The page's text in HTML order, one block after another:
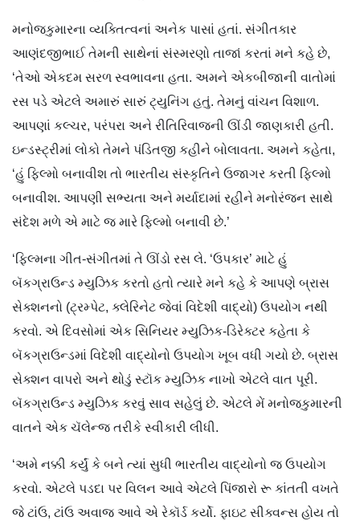
મનોજકુમારના વ્યક્તિત્વનાં અનેક પાસાં હતાં. સંગીતકાર
આણંદજીભાઈ તેમની સાથેનાં સંસ્મરણો તાજાં કરતાં મને કહે છે,
‘તેઓ એકદમ સરળ સ્વભાવના હતા. અમને એકબીજાની વાતોમાં
રસ પડે એટલે અમારું સારું ટ્યુનિંગ હતું. તેમનું વાંચન વિશાળ.
આપણાં કલ્ચર, પરંપરા અને રીતિરિવાજની ઊંડી જાણકારી હતી.
ઇન્ડસ્ટ્રીમાં લોકો તેમને પંડિતજી કહીને બોલાવતા. અમને કહેતા,
‘હું ફિલ્મો બનાવીશ તો ભારતીય સંસ્કૃતિને ઉજાગર કરતી ફિલ્મો
બનાવીશ. આપણી સભ્યતા અને મર્યાદામાં રહીને મનોરંજન સાથે
સંદેશ મળે એ માટે જ મારે ફિલ્મો બનાવી છે.’
‘ફિલ્મના ગીત-સંગીતમાં તે ઊંડો રસ લે. ‘ઉપકાર’ માટે હું
બૅકગ્રાઉન્ડ મ્યુઝિક કરતો હતો ત્યારે મને કહે કે આપણે બ્રાસ
સેક્શનનો (ટ્રમ્પેટ, ક્લેરિનેટ જેવાં વિદેશી વાદ્યો) ઉપયોગ નથી
કરવો. એ દિવસોમાં એક સિનિયર મ્યુઝિક-ડિરેક્ટર કહેતા કે
બૅકગ્રાઉન્ડમાં વિદેશી વાદ્યોનો ઉપયોગ ખૂબ વધી ગયો છે. બ્રાસ
સેક્શન વાપરો અને થોડું સ્ટૉક મ્યુઝિક નાખો એટલે વાત પૂરી.
બૅકગ્રાઉન્ડ મ્યુઝિક કરવું સાવ સહેલું છે. એટલે મેં મનોજકુમારની
વાતને એક ચૅલેન્જ તરીકે સ્વીકારી લીધી.
‘અમે નક્કી કર્યું કે બને ત્યાં સુધી ભારતીય વાદ્યોનો જ ઉપયોગ
કરવો. એટલે પડદા પર વિલન આવે એટલે પિંજારો રૂ કાંતતી વખતે
જે ટાંઉ, ટાંઉ અવાજ આવે એ રેકૉર્ડ કર્યો. ફાઇટ સીક્વન્સ હોય તો